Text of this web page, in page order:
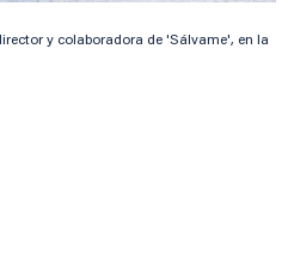
y colaboradora de 'Sálvame', en la